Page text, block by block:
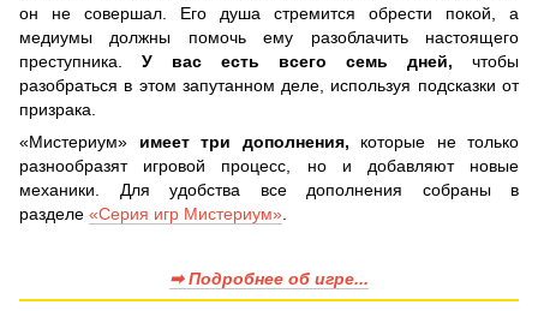
он не совершал. Его душа стремится обрести покой, а
медиумы должны помочь ему разоблачить настоящего
преступника. У вас есть всего семь дней, чтобы
разобраться в этом запутанном деле, используя подсказки от
призрака.
«Мистериум» имеет три дополнения, которые не только
разнообразят игровой процесс, но и добавляют новые
механики. Для удобства все дополнения собраны в
разделе «Серия игр Мистериум»
➡ Подробнее об игре...